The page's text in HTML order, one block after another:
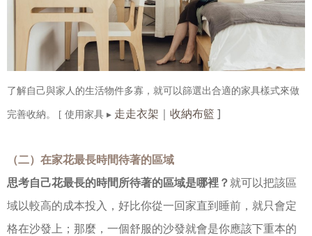
了解自己與家人的生活物件多寡，就可以篩選出合適的家具樣式來做
完善收納。 [ 使用家具 ▸ 走走衣架 ｜ 收納布籃 ]
（二）在家花最長時間待著的區域
思考自己花最長的時間所待著的區域是哪裡？就可以把該區
域以較高的成本投入，好比你從一回家直到睡前，就只會定
格在沙發上；那麼，一個舒服的沙發就會是你應該下重本的